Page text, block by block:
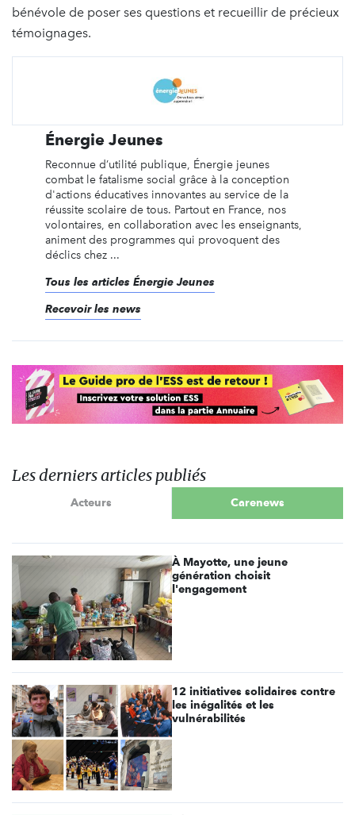
bénévole de poser ses questions et recueillir de précieux
témoignages.
Énergie Jeunes
Reconnue d’utilité publique, Énergie jeunes
combat le fatalisme social grâce à la conception
d'actions éducatives innovantes au service de la
réussite scolaire de tous. Partout en France, nos
volontaires, en collaboration avec les enseignants,
animent des programmes qui provoquent des
déclics chez ...
Tous les articles Énergie Jeunes
Recevoir les news
Les derniers articles publiés
Acteurs Carenews
À Mayotte, une jeune
génération choisit
l'engagement
12 initiatives solidaires contre
les inégalités et les
vulnérabilités